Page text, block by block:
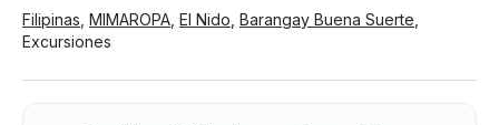
Filipinas MIMAROPA El Nido Barangay Buena Suerte
Excursiones